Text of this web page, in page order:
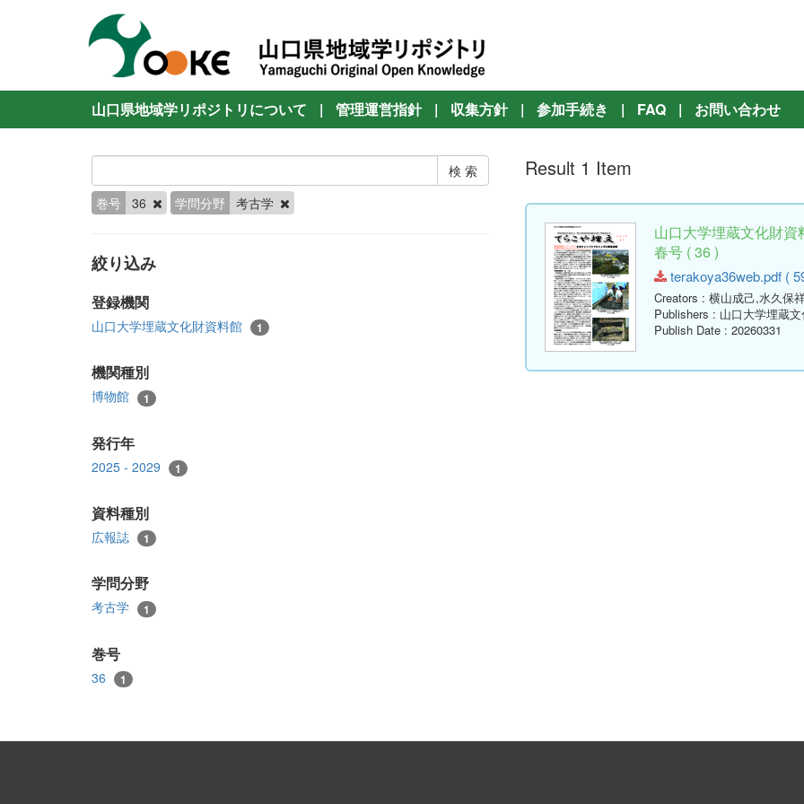
山口県地域学リポジトリについて | 管理運営指針 | 収集方針 | 参加手続き | FAQ | お問い合わせ
巻号 36 学問分野 考古学
絞り込み
登録機関
山口大学埋蔵文化財資料館 1
機関種別
博物館 1
発行年
2025 - 2029 1
資料種別
広報誌 1
学問分野
考古学 1
巻号
36 1
Result 1 Item
山口大学埋蔵文化財
春号 ( 36 )
terakoya36web.pdf (
Creators : 横山成己,水久保
Publishers : 山口大学埋蔵
Publish Date : 20260331